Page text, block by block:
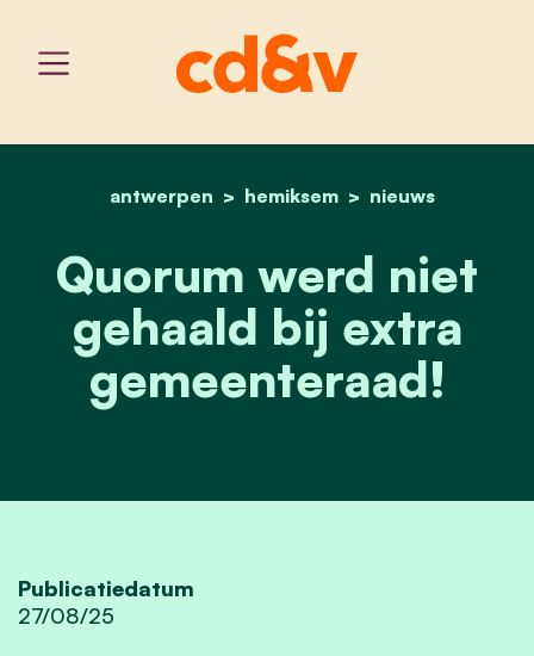
home
antwerpen hemiksem nieuws
quorum werd niet
Quorum werd niet
gehaald bij extra
gemeenteraad!
Publicatiedatum
27/08/25